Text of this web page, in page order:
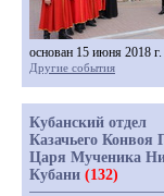
основан 15 июня 2018 г.
Другие события
Кубанский отдел
Казачьего Конвоя
Царя Мученика
Кубани (132)